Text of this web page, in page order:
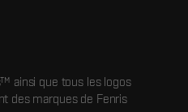
ainsi que tous les logos
des marques de Fenris